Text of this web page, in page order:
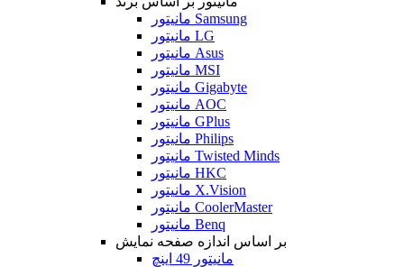
مانیتور Samsung
مانیتور LG
مانیتور Asus
مانیتور MSI
مانیتور Gigabyte
مانیتور AOC
مانیتور GPlus
مانیتور Philips
مانیتور Twisted Minds
مانیتور HKC
مانیتور X.Vision
مانیتور CoolerMaster
مانیتور Benq
بر اساس اندازه صفحه نمایش
مانیتور 49 اینچ